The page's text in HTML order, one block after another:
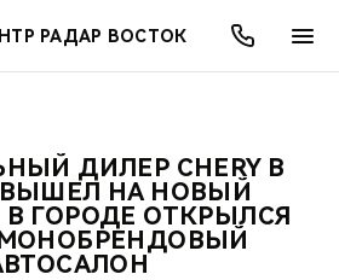
РАДАР ВОСТОК
МОДЕЛИ
МИР CHERY
АКЦИИ
СЕРВИСЫ
О КОМПАНИИ
ДИЛЕР CHERY В
НА НОВЫЙ
ГОРОДЕ ОТКРЫЛСЯ